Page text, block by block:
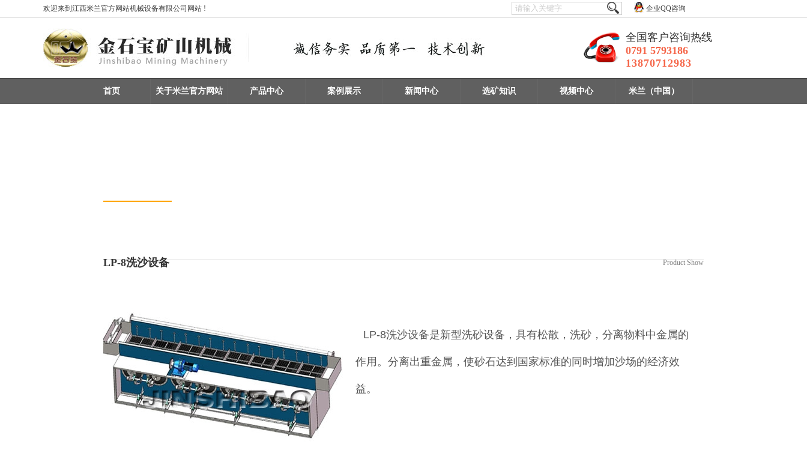
欢迎来到江西米兰官方网站机械设备有限公司网站 ! 企业QQ咨询
全国客户咨询热线
0791 5793186
13870712983
首页 关于米兰官方网站 产品中心 案例展示 新闻中心 选矿知识 视频中心 米兰（中国）
Product Show
LP-8洗沙设备
LP-8洗沙设备是新型洗砂设备，具有松散，洗砂，分离物料中金属的
作用。分离出重金属，使砂石达到 国家标准的同时增加沙场的经济效
益。